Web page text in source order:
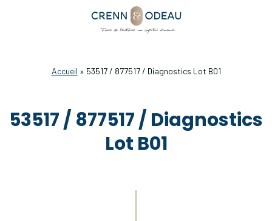
Accueil » 53517 / 877517 / Diagnostics Lot B01
53517 / 877517 / Diagnostics
Lot B01